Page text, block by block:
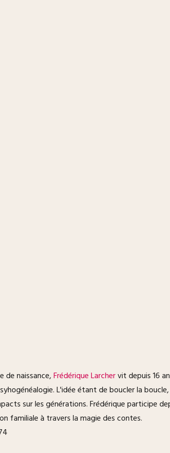
de naissance,Frédérique Larchervit depuis 16
L'idée étant de boucler la
sur les générations. Frédérique participe
familiale à travers la magie des contes.